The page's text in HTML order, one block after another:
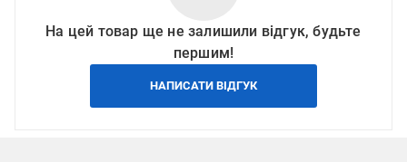
На цей товар ще не залишили відгук, будьте
першим!
НАПИСАТИ ВІДГУК